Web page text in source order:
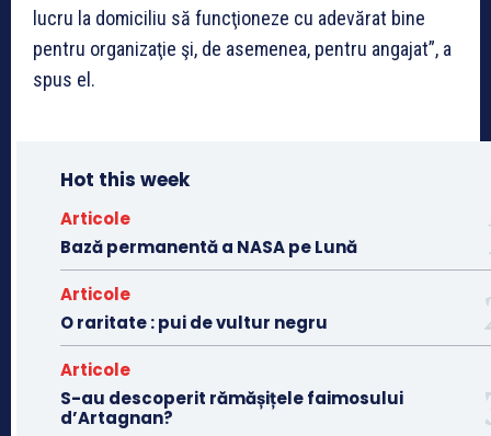
lucru la domiciliu să funcţioneze cu adevărat bine
pentru organizaţie şi, de asemenea, pentru angajat”, a
spus el.
Hot this week
Articole
Bază permanentă a NASA pe Lună
Articole
O raritate : pui de vultur negru
Articole
S-au descoperit rămășițele faimosului
d’Artagnan?